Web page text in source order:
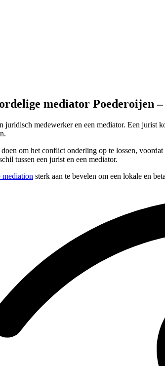
mediator Poederoijen
juridisch medewerker en een mediator. Een
om het conflict onderling op te lossen,
tussen een jurist en een mediator.
mediation sterk aan te bevelen om een lokale en